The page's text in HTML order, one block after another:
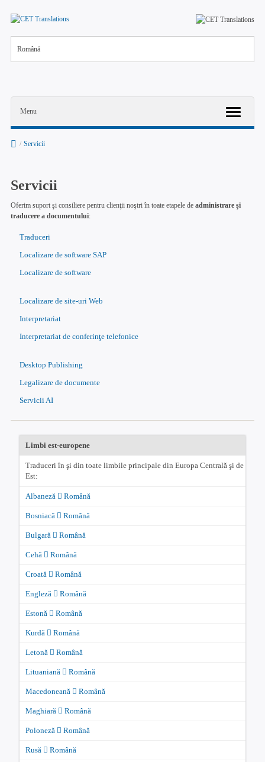
Română
Menu
/ Servicii
Servicii
Oferim suport şi consiliere pentru clienţii noştri în toate etapele de administrare şi
traducere a documentului:
Traduceri
Localizare de software SAP
Localizare de software
Localizare de site-uri Web
Interpretariat
Interpretariat de conferinţe telefonice
Desktop Publishing
Legalizare de documente
Servicii AI
Limbi est-europene
Traduceri în şi din toate limbile principale din Europa Centrală şi de
Est:
Albaneză Română
Bosniacă Română
Bulgară Română
Cehă Română
Croată Română
Engleză Română
Estonă Română
Kurdă Română
Letonă Română
Lituaniană Română
Macedoneană Română
Maghiară Română
Poloneză Română
Rusă Română